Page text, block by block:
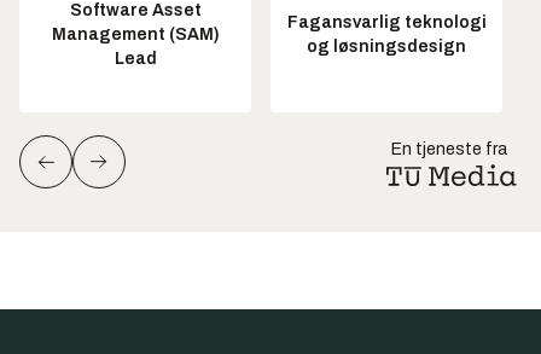
Software Asset
Management (SAM)
Lead
Fagansvarlig teknologi
og løsningsdesign
En tjeneste fra